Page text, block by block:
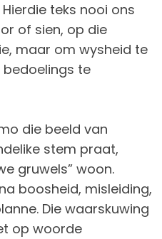
teks nooi ons
of sien, op die
maar om wysheid te
te
die beeld van
stem praat,
gruwels” woon.
boosheid, misleiding,
Die waarskuwing
op woorde